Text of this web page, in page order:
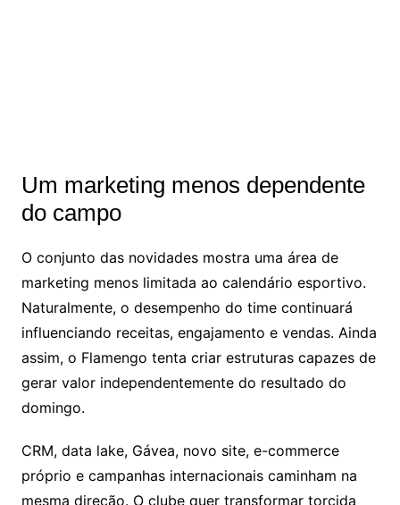
Um marketing menos dependente
do campo
O conjunto das novidades mostra uma área de
marketing menos limitada ao calendário esportivo.
Naturalmente, o desempenho do time continuará
influenciando receitas, engajamento e vendas. Ainda
assim, o Flamengo tenta criar estruturas capazes de
gerar valor independentemente do resultado do
domingo.
CRM, data lake, Gávea, novo site, e-commerce
próprio e campanhas internacionais caminham na
mesma direção. O clube quer transformar torcida